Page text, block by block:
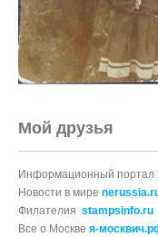
Мой друзья
Информационный портал
Новости в мире
Филателия stampsinfo.ru
Все о Москве я-